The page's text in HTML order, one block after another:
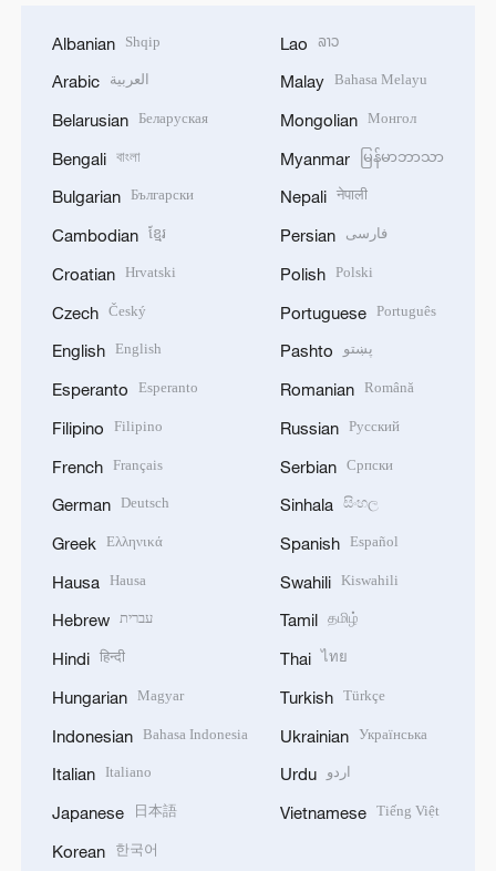
Albanian Shqip
Arabic العربية
Belarusian Беларуская
Bengali বাংলা
Bulgarian Български
Cambodian ខ្មែរ
Croatian Hrvatski
Czech Český
English English
Esperanto Esperanto
Filipino Filipino
French Français
German Deutsch
Greek Ελληνικά
Hausa Hausa
Hebrew עברית
Hindi हिन्दी
Hungarian Magyar
Indonesian Bahasa Indonesia
Italian Italiano
Japanese 日本語
Korean 한국어
Lao ລາວ
Malay Bahasa Melayu
Mongolian Монгол
Myanmar မြန်မာဘာသာ
Nepali नेपाली
Persian فارسی
Polish Polski
Portuguese Português
Pashto پښتو
Romanian Română
Russian Русский
Serbian Српски
Sinhala සිංහල
Spanish Español
Swahili Kiswahili
Tamil தமிழ்
Thai ไทย
Turkish Türkçe
Ukrainian Українська
Urdu اردو
Vietnamese Tiếng Việt